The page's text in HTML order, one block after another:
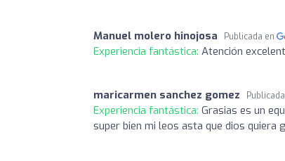
Manuel molero hinojosa Publicada en
Experiencia fantástica: Atención
maricarmen sanchez gomez
Experiencia fantástica: Grasias es un
super bien mi leos asta que dios quiera